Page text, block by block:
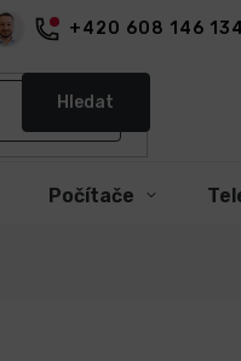
+420 608 146 134
Hledat
Počítače